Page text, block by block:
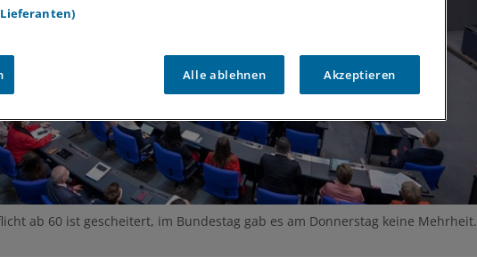
ab 60 ist gescheitert, im Bundestag gab es am Donnerstag keine Mehrheit.
Alle ablehnen Akzeptieren